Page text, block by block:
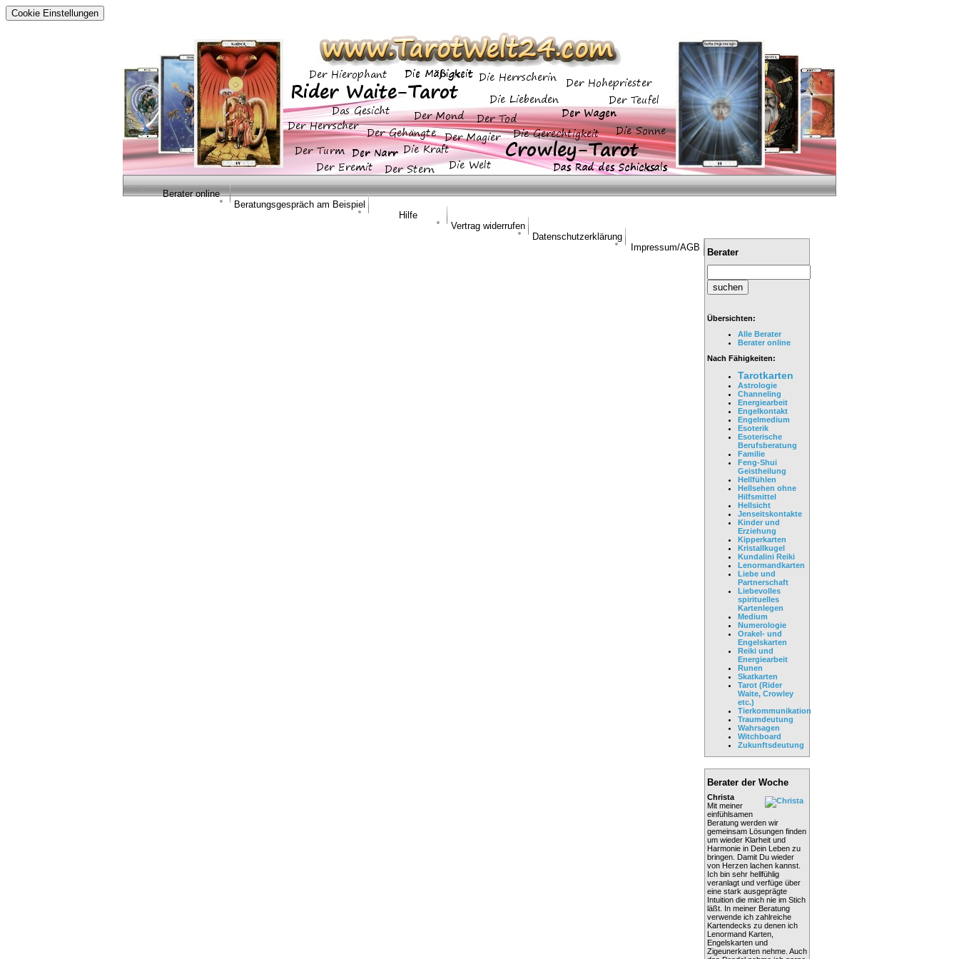
Cookie Einstellungen
Berater online
Beratungsgespräch am Beispiel
Hilfe
Vertrag widerrufen
Datenschutzerklärung
Impressum/AGB
Berater
Übersichten:
Alle Berater
Berater online
Nach Fähigkeiten:
Tarotkarten
Astrologie
Channeling
Energiearbeit
Engelkontakt
Engelmedium
Esoterik
Esoterische
Berufsberatung
Familie
Feng-Shui
Geistheilung
Hellfühlen
Hellsehen ohne
Hilfsmittel
Hellsicht
Jenseitskontakte
Kinder und
Erziehung
Kipperkarten
Kristallkugel
Kundalini Reiki
Lenormandkarten
Liebe und
Partnerschaft
Liebevolles
spirituelles
Kartenlegen
Medium
Numerologie
Orakel- und
Engelskarten
Reiki und
Energiearbeit
Runen
Skatkarten
Tarot (Rider
Waite, Crowley
etc.)
Tierkommunikation
Traumdeutung
Wahrsagen
Witchboard
Zukunftsdeutung
Berater der Woche
Christa
Mit meiner
einfühlsamen
Beratung werden wir
gemeinsam Lösungen finden
um wieder Klarheit und
Harmonie in Dein Leben zu
bringen. Damit Du wieder
von Herzen lachen kannst.
Ich bin sehr hellfühlig
veranlagt und verfüge über
eine stark ausgeprägte
Intuition die mich nie im Stich
läßt. In meiner Beratung
verwende ich zahlreiche
Kartendecks zu denen ich
Lenormand Karten,
Engelskarten und
Zigeunerkarten nehme. Auch